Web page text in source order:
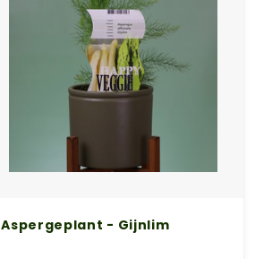
Aspergeplant - Gijnlim